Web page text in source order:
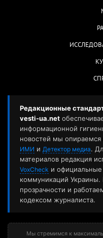
Редакционные
vesti-ua.net
информационной
новостей мы
ИМИ и Детектор медиа.
материалов редакция
VoxCheck и официальные
коммуникаций
прозрачности и
кодексом журналиста.
Мы стремимся к